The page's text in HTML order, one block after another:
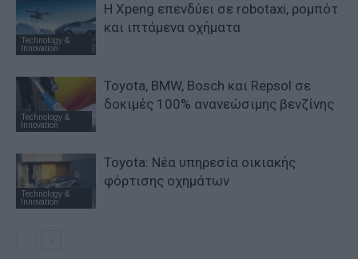
Technology &
Innovation
Η Xpeng επενδύει σε robotaxi, ρομπότ
και ιπτάμενα οχήματα
Technology &
Innovation
Toyota, BMW, Bosch και Repsol σε
δοκιμές 100% ανανεώσιμης βενζίνης
Technology &
Innovation
Toyota: Νέα υπηρεσία οικιακής
φόρτισης οχημάτων